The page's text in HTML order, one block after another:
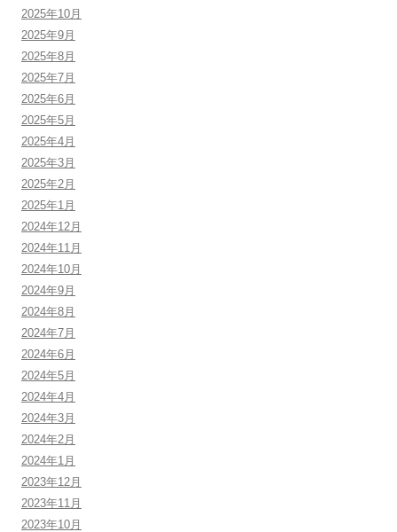
2025年10月
2025年9月
2025年8月
2025年7月
2025年6月
2025年5月
2025年4月
2025年3月
2025年2月
2025年1月
2024年12月
2024年11月
2024年10月
2024年9月
2024年8月
2024年7月
2024年6月
2024年5月
2024年4月
2024年3月
2024年2月
2024年1月
2023年12月
2023年11月
2023年10月